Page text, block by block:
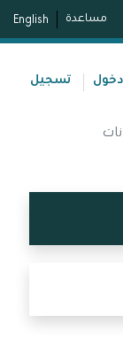
مساعدة English
دخول تسجيل